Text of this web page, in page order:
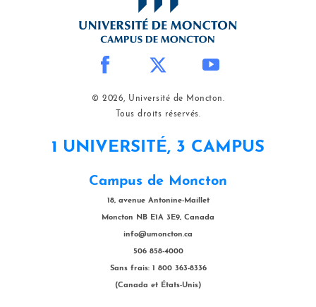
© 2026, Université de Moncton.
Tous droits réservés.
1 UNIVERSITÉ, 3 CAMPUS
Campus de Moncton
18, avenue Antonine-Maillet
Moncton NB E1A 3E9, Canada
info@umoncton.ca
506 858-4000
Sans frais: 1 800 363-8336
(Canada et États-Unis)